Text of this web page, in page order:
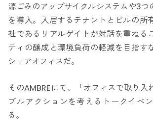
源ごみのアップサイクルシステムや3つ
を導入。入居するテナントとビルの所
社であるリアルゲイトが対話を重ねる
ティの醸成と環境負荷の軽減を目指す
シェアオフィスだ。
そのAMBREにて、「オフィスで取り入
ブルアクションを考えるトークイベ
る。